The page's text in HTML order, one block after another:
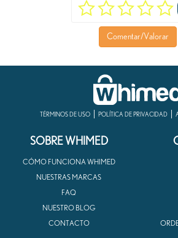
Comentar/Valorar
TÉRMINOS DE USO POLÍTICA DE PRIVACIDAD
SOBRE WHIMED
CÓMO FUNCIONA WHIMED
NUESTRAS MARCAS
FAQ
NUESTRO BLOG
CONTACTO